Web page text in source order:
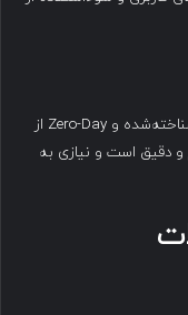
از برنامه‌های شما در برابر حملات شناخته‌شده و Zero-Day از
دقیق است و نیازی به